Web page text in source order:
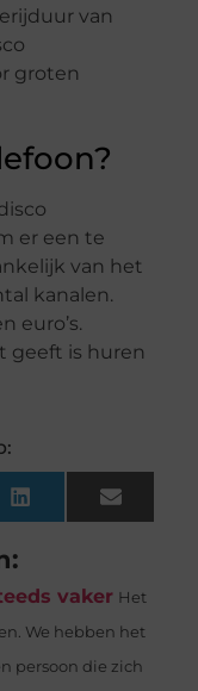
van
groten
er een te
van het
kanalen.
euro’s.
geeft is huren
LinkedInEmail
vaker Het
We hebben het
persoon die zich